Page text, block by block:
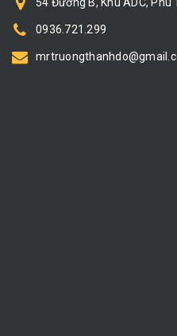
0936.721.299